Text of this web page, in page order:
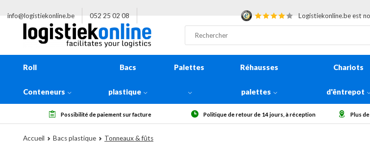
info@logistiekonline.be 052 25 02 08 Logistiekonline.be est
Roll
Conteneurs
Bacs
plastique
Palettes Réhausses
palettes
Chariots
d'êntrepot
Politique de retour de 14 jours, à réception Plus de 10 boutiques en ligne actives en Europe
Accueil Bacs plastique Tonneaux & fûts